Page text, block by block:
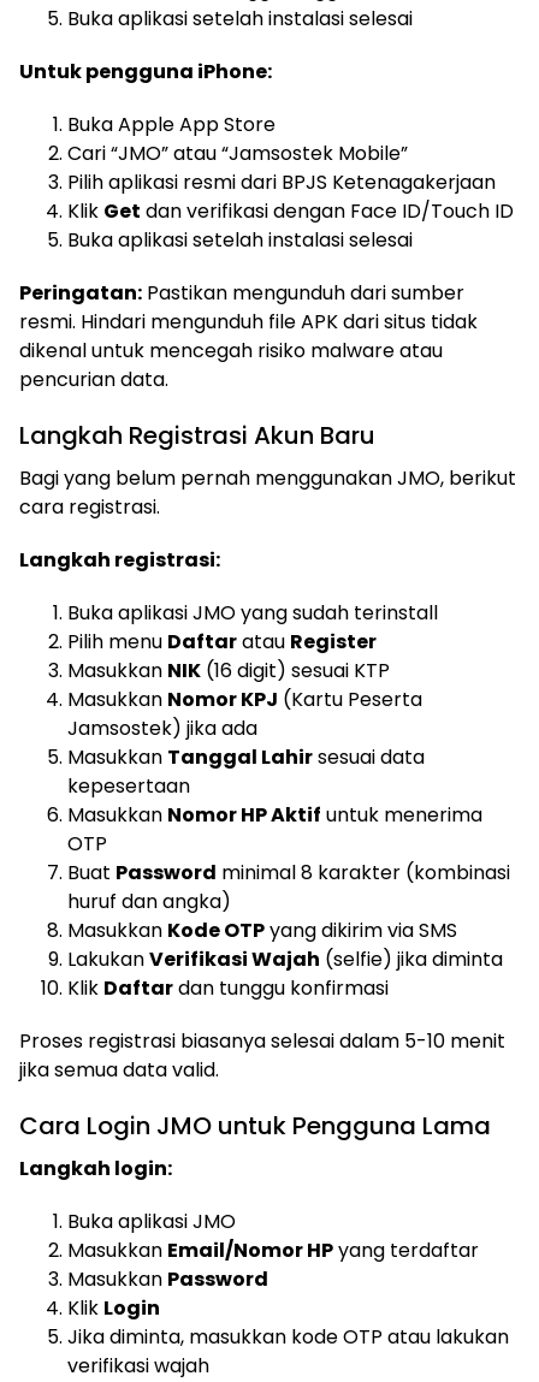
Buka aplikasi setelah instalasi selesai
Untuk pengguna iPhone:
Buka Apple App Store
Cari “JMO” atau “Jamsostek Mobile”
Pilih aplikasi resmi dari BPJS Ketenagakerjaan
Klik Get dan verifikasi dengan Face ID/Touch ID
Buka aplikasi setelah instalasi selesai
Peringatan: Pastikan mengunduh dari sumber
resmi. Hindari mengunduh file APK dari situs tidak
dikenal untuk mencegah risiko malware atau
pencurian data.
Langkah Registrasi Akun Baru
Bagi yang belum pernah menggunakan JMO, berikut
cara registrasi.
Langkah registrasi:
Buka aplikasi JMO yang sudah terinstall
Pilih menu Daftaratau Register
Masukkan NIK (16 digit) sesuai KTP
Masukkan Nomor KPJ (Kartu Peserta
Jamsostek) jika ada
Masukkan Tanggal Lahirsesuai data
kepesertaan
Masukkan Nomor HP Aktif untuk menerima
OTP
Buat Password minimal 8 karakter (kombinasi
huruf dan angka)
Masukkan Kode OTPyang dikirim via SMS
LakukanVerifikasi Wajah (selfie) jika diminta
Klik Daftardan tunggu konfirmasi
Proses registrasi biasanya selesai dalam 5-10 menit
jika semua data valid.
Cara Login JMO untuk Pengguna Lama
Langkah login:
Buka aplikasi JMO
Masukkan Email/Nomor HPyang terdaftar
Masukkan Password
Klik Login
Jika diminta, masukkan kode OTP atau lakukan
verifikasi wajah